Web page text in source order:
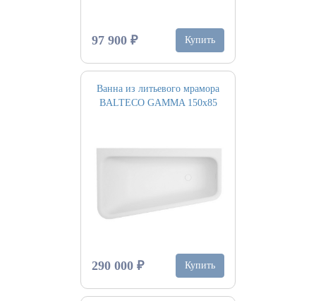
97 900 ₽ Купить
Ванна из литьевого мрамора
BALTECO GAMMA 150х85
290 000 ₽ Купить